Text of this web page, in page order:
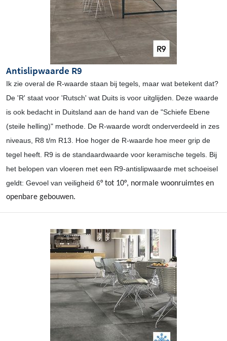
Antislipwaarde R9
Ik zie overal de R-waarde staan bij tegels, maar wat betekent dat?
De 'R' staat voor 'Rutsch' wat Duits is voor uitglijden. Deze waarde
is ook bedacht in Duitsland aan de hand van de "Schiefe Ebene
(steile helling)" methode. De R-waarde wordt onderverdeeld in zes
niveaus, R8 t/m R13. Hoe hoger de R-waarde hoe meer grip de
tegel heeft. R9 is de standaardwaarde voor keramische tegels. Bij
het belopen van vloeren met een R9-antislipwaarde met schoeisel
geldt: Gevoel van veiligheid 6° tot 10°, normale woonruimtes en
openbare gebouwen.